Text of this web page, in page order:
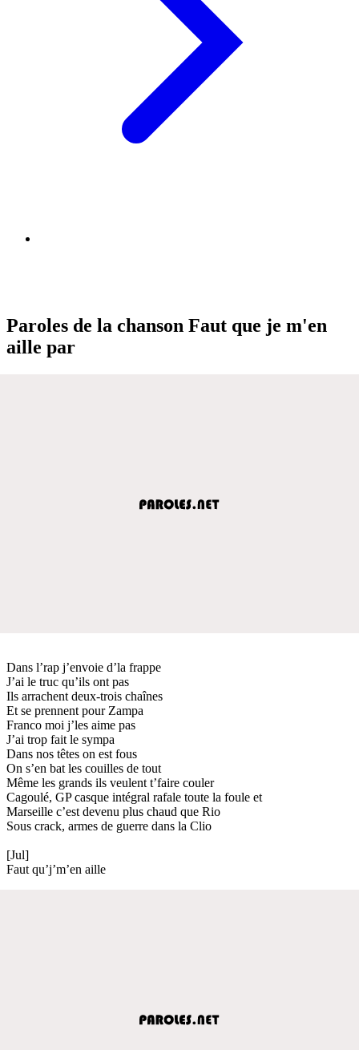
Paroles de la chanson Faut que je m'en
aille par
Dans l’rap j’envoie d’la frappe
J’ai le truc qu’ils ont pas
Ils arrachent deux-trois chaînes
Et se prennent pour Zampa
Franco moi j’les aime pas
J’ai trop fait le sympa
Dans nos têtes on est fous
On s’en bat les couilles de tout
Même les grands ils veulent t’faire couler
Cagoulé, GP casque intégral rafale toute la foule et
Marseille c’est devenu plus chaud que Rio
Sous crack, armes de guerre dans la Clio
[Jul]
Faut qu’j’m’en aille